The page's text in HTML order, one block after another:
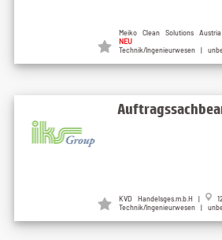
Meiko Clean Solutions
NEU
Technik/Ingenieurwesen |
KVD Handelsges.m.b.H |
Technik/Ingenieurwesen |